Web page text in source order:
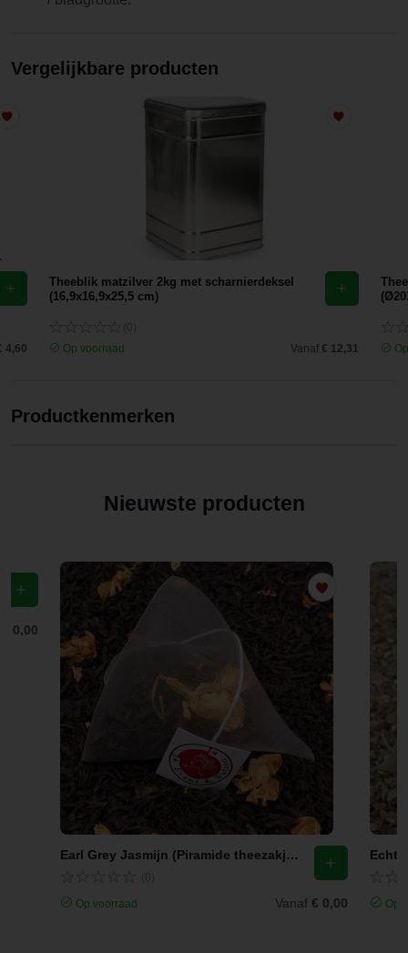
Vergelijkbare producten
4,60
Theeblik matzilver 2kg met scharnierdeksel
(16,9x16,9x25,5 cm)
Op voorraad
Vanaf € 12,31
Productkenmerken
Nieuwste producten
€ 0,00
Earl Grey Jasmijn (Piramide theezakjes)
Op voorraad Vanaf € 0,00 Op